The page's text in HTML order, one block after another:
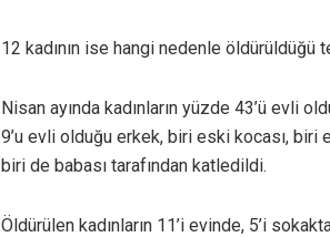
12 kadının ise hangi nedenle öldürüldüğü
Nisan ayında kadınların yüzde 43’ü evli
9’u evli olduğu erkek, biri eski kocası, biri
biri de babası tarafından katledildi.
Öldürülen kadınların 11’i evinde, 5’i